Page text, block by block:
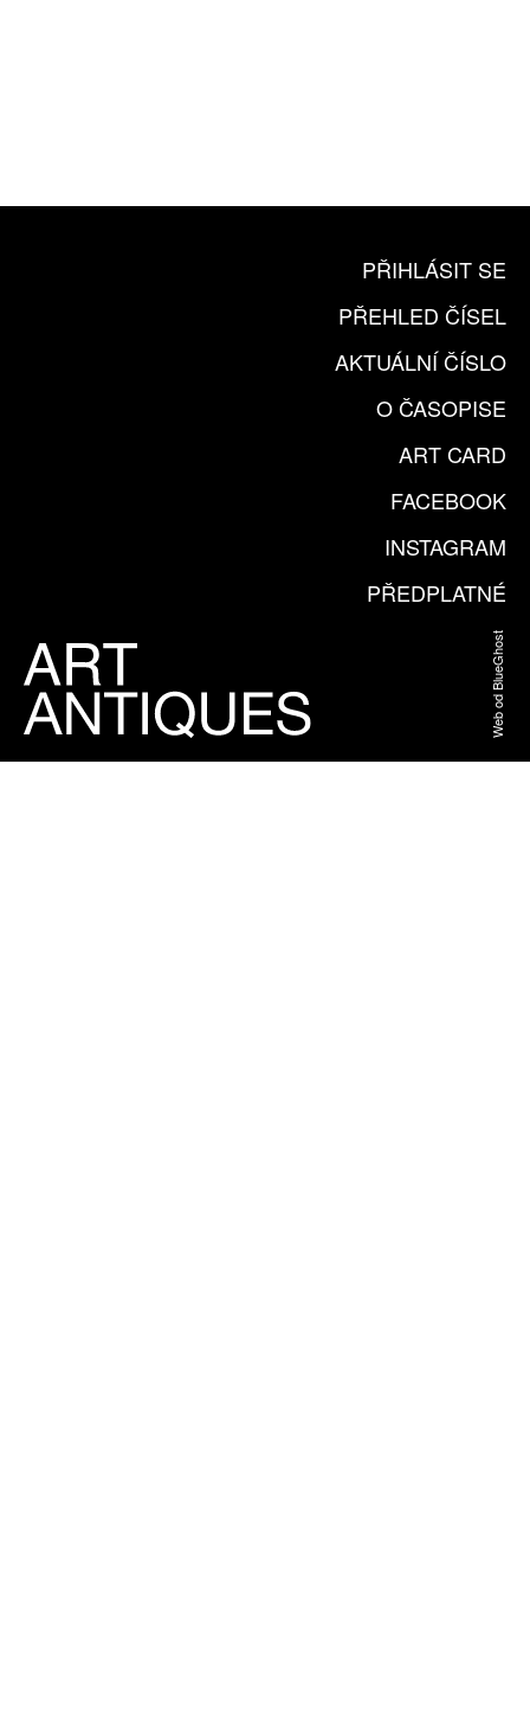
PŘIHLÁSIT SE
PŘEHLED ČÍSEL
AKTUÁLNÍ ČÍSLO
O ČASOPISE
ART CARD
FACEBOOK
INSTAGRAM
PŘEDPLATNÉ
Web od BlueGhost